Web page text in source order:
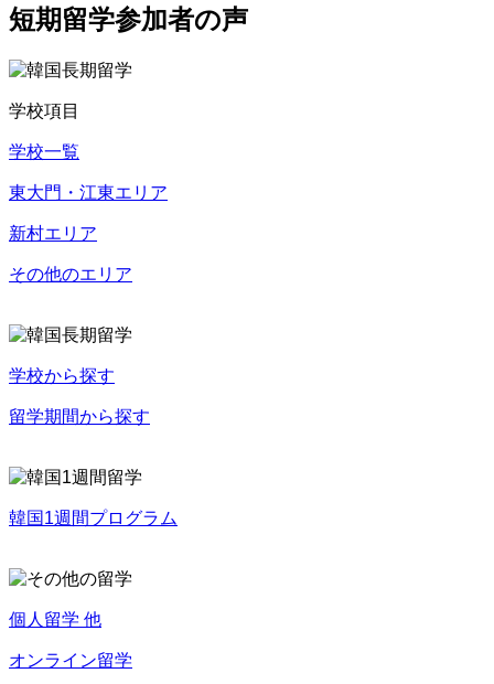
短期留学参加者の声
学校項目
学校一覧
東大門・江東エリア
新村エリア
その他のエリア
学校から探す
留学期間から探す
韓国1週間プログラム
個人留学 他
オンライン留学